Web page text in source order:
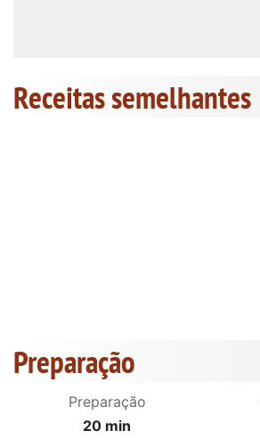
Receitas semelhantes
Preparação
Preparação
20 min